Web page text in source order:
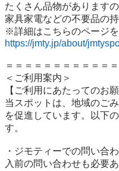
たくさん品物があります
家具家電などの不要品の
https://jmty.jp/about/
＝＝＝＝＝＝＝＝＝＝＝
＜ご利用案内＞
【ご利用にあたってのお願
当スポットは、地域のご
を促進しています。以下
す。
・ジモティーでの問い合
入前の問い合わせも必要あ